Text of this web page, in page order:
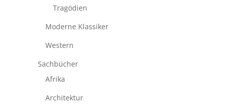
Tragödien
Moderne Klassiker
Western
Sachbücher
Afrika
Architektur